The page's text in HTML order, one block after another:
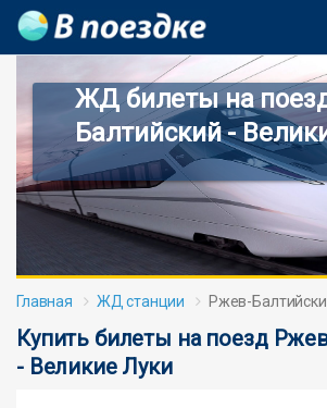
ЖД билеты на
Балтийский -
Главная ЖД станции Ржев-
Купить билеты на поезд
- Великие Луки